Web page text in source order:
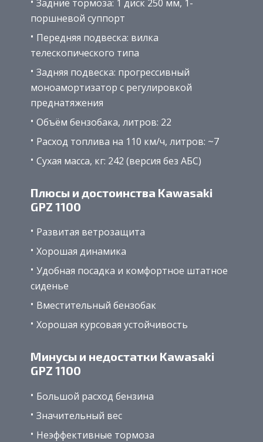
Задние тормоза: 1 диск 250 мм, 1-
поршневой суппорт
Передняя подвеска: вилка
телескопического типа
Задняя подвеска: прогрессивный
моноамортизатор с регулировкой
преднатяжения
Объём бензобака, литров: 22
Расход топлива на 110 км/ч, литров: ~7
Сухая масса, кг: 242 (версия без АБС)
Плюсы и достоинства Kawasaki
GPZ 1100
Развитая ветрозащита
Хорошая динамика
Удобная посадка и комфортное штатное
сиденье
Вместительный бензобак
Хорошая курсовая устойчивость
Минусы и недостатки Kawasaki
GPZ 1100
Большой расход бензина
Значительный вес
Неэффективные тормоза